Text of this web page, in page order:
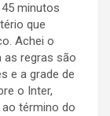
minutos
que
Achei o
as regras são
e a grade de
o Inter,
término do